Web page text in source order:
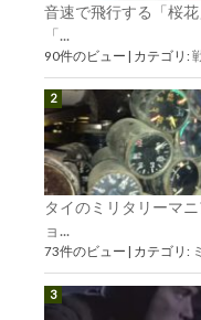
音速で飛行する「桜
「...
90件のビュー | カテゴリ:
タイのミリタリーマ
ョ...
73件のビュー カテゴリ: